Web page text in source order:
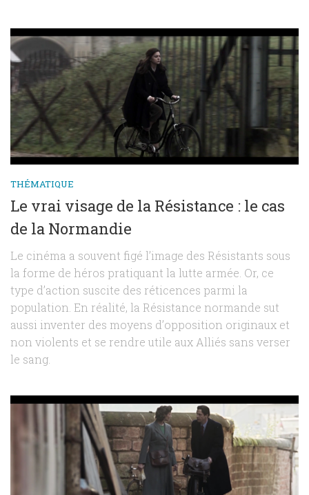
THÉMATIQUE
Le vrai visage de la Résistance : le cas
de la Normandie
Le cinéma a souvent figé l’image des Résistants sous
la forme de héros pratiquant la lutte armée. Or, ce
type d’action suscite des réticences parmi la
population. En réalité, la Résistance normande sut
aussi inventer des moyens d’opposition originaux et
non violents et se rendre utile aux Alliés sans verser
le sang.